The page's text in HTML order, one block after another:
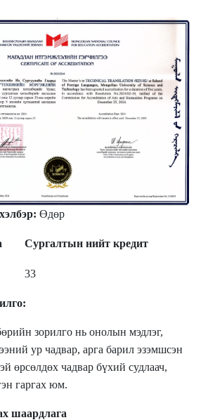
Өдөр
Сургалтын нийт кредит
33
зорилго нь онолын мэдлэг,
ур чадвар, арга барил эзэмшсэн
өрсөлдөх чадвар бүхий судлаач,
гаргах юм.
шаардлага